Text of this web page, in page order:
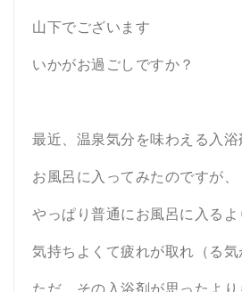
山下でございます
いかがお過ごしですか？
最近、温泉気分を味わえる入浴
お風呂に入ってみたのですが、
やっぱり普通にお風呂に入るよ
気持ちよくて疲れが取れ（る気